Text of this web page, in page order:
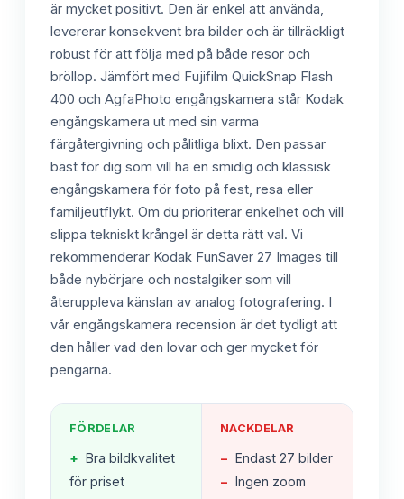
är mycket positivt. Den är enkel att använda,
levererar konsekvent bra bilder och är tillräckligt
robust för att följa med på både resor och
bröllop. Jämfört med Fujifilm QuickSnap Flash
400 och AgfaPhoto engångskamera står Kodak
engångskamera ut med sin varma
färgåtergivning och pålitliga blixt. Den passar
bäst för dig som vill ha en smidig och klassisk
engångskamera för foto på fest, resa eller
familjeutflykt. Om du prioriterar enkelhet och vill
slippa tekniskt krångel är detta rätt val. Vi
rekommenderar Kodak FunSaver 27 Images till
både nybörjare och nostalgiker som vill
återuppleva känslan av analog fotografering. I
vår engångskamera recension är det tydligt att
den håller vad den lovar och ger mycket för
pengarna.
FÖRDELAR
+ Bra bildkvalitet
för priset
NACKDELAR
− Endast 27 bilder
− Ingen zoom